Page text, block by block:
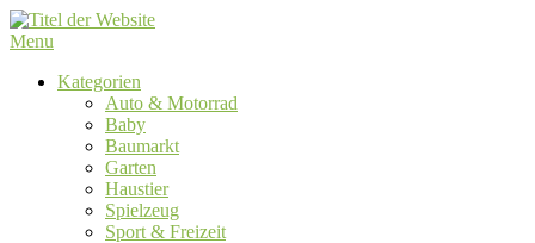
Skip
to
Menu
Kategorien
Auto & Motorrad
Baby
Baumarkt
Garten
Haustier
Spielzeug
Sport & Freizeit